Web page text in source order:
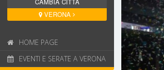
VERONA
HOME PAGE
EVENTI E SERATE A VERONA